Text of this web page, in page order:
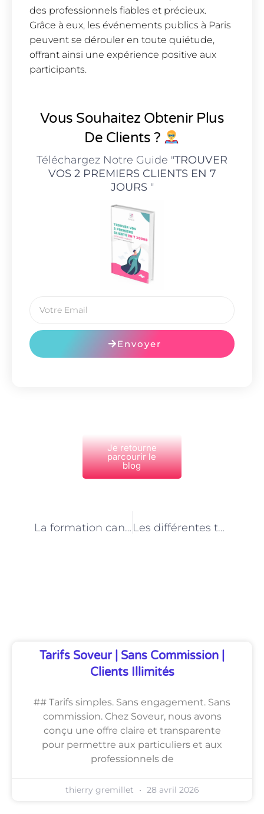
des professionnels fiables et précieux.
Grâce à eux, les événements publics à Paris
peuvent se dérouler en toute quiétude,
offrant ainsi une expérience positive aux
participants.
Vous Souhaitez Obtenir Plus
De Clients ?
Téléchargez Notre Guide "TROUVER
VOS 2 PREMIERS CLIENTS EN 7
JOURS"
Envoyer
Je retourne
parcourir le
blog
La formation canine spécifique pour devenir maître chien à Paris Les différentes techniques d’entraînement des maîtres chiens à Paris
Tarifs Soveur | Sans Commission |
Clients Illimités
## Tarifs simples. Sans engagement. Sans
commission. Chez Soveur, nous avons
conçu une offre claire et transparente
pour permettre aux particuliers et aux
professionnels de
thierry gremillet 28 avril 2026